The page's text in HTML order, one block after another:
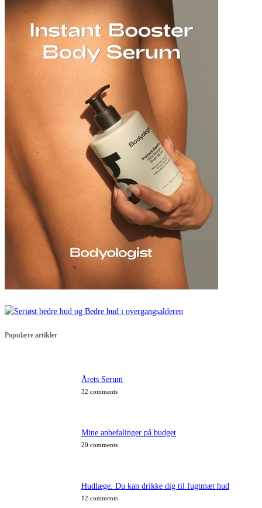
Populære artikler
Årets Serum
32 comments
Mine anbefalinger på budget
20 comments
Hudlæge: Du kan drikke dig til fugtmæt hud
12 comments